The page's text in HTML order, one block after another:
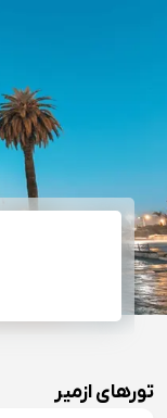
تورهای ازمیر